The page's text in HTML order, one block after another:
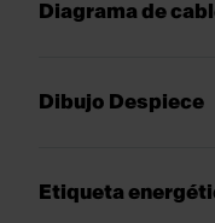
Diagrama de
Dibujo Despiece
Etiqueta